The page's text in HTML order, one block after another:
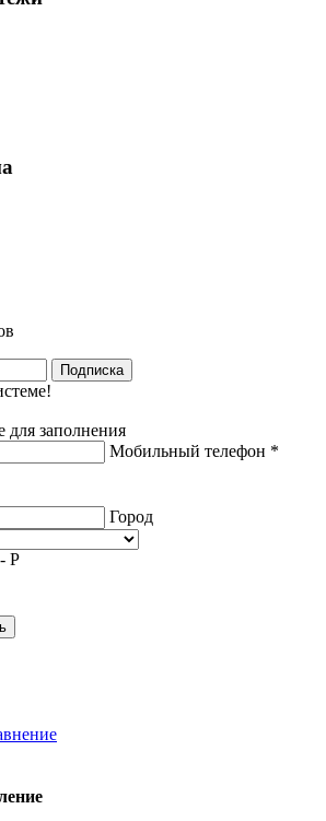
Подписка
для заполнения
Мобильный телефон *
Город
Р